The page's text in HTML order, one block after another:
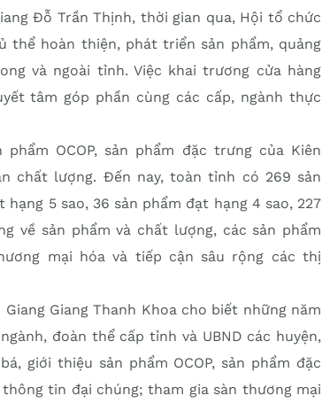
Đỗ Trần Thịnh, thời gian qua, Hội tổ chức
hoàn thiện, phát triển sản phẩm, quảng
và ngoài tỉnh. Việc khai trương cửa hàng
tâm góp phần cùng các cấp, ngành thực
OCOP, sản phẩm đặc trưng của Kiên
chất lượng. Đến nay, toàn tỉnh có 269 sản
5 sao, 36 sản phẩm đạt hạng 4 sao, 227
về sản phẩm và chất lượng, các sản phẩm
mại hóa và tiếp cận sâu rộng các thị
Giang Thanh Khoa cho biết những năm
đoàn thể cấp tỉnh và UBND các huyện,
giới thiệu sản phẩm OCOP, sản phẩm đặc
tin đại chúng; tham gia sàn thương mại